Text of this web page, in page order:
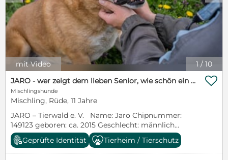
1 / 10
mit Video
JARO - wer zeigt dem lieben Senior, wie schön ein Hundeleben sein kann?
Mischlingshunde
Mischling, Rüde, 11 Jahre
JARO – Tierwald e. V. Name: Jaro Chipnummer:
149123 geboren: ca. 2015 Geschlecht: männlich
Größe: ca. 53 cm Rasse: Mischling Gechipt: ja
Geimpft: ja Kastriert/Sterilisiert: bei Abgabe ja
Aufenthaltsort: Tierheim Prijatelji/Kroatien Die

Geprüfte Identität Tierheim / Tierschutz